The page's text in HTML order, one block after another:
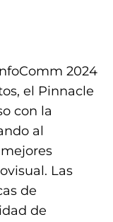
2024
el Pinnacle
con la
al
Las
de
de